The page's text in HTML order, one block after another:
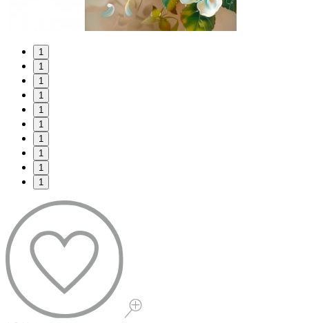
1
1
1
1
1
1
1
1
1
1